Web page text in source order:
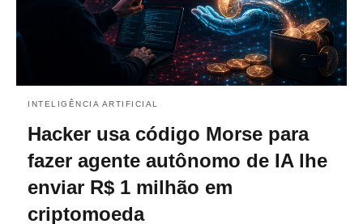
INTELIGÊNCIA ARTIFICIAL
Hacker usa código Morse para
fazer agente autônomo de IA lhe
enviar R$ 1 milhão em
criptomoeda